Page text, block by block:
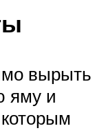
вырыть
яму и